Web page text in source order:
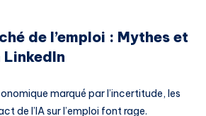
de l’emploi : Mythes et
marqué par l’incertitude, les
de l’IA sur l’emploi font rage.